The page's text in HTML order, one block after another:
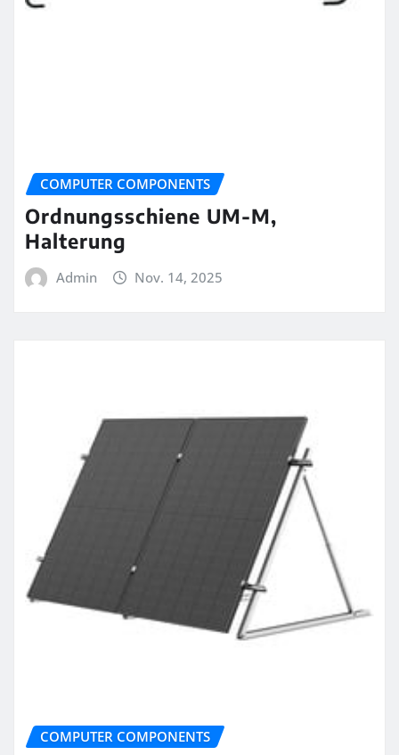
COMPUTER COMPONENTS
Ordnungsschiene UM-M,
Halterung
Admin Nov. 14, 2025
COMPUTER COMPONENTS